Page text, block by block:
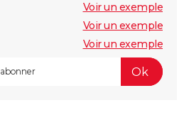
Voir un exemple
Voir un exemple
Voir un exemple